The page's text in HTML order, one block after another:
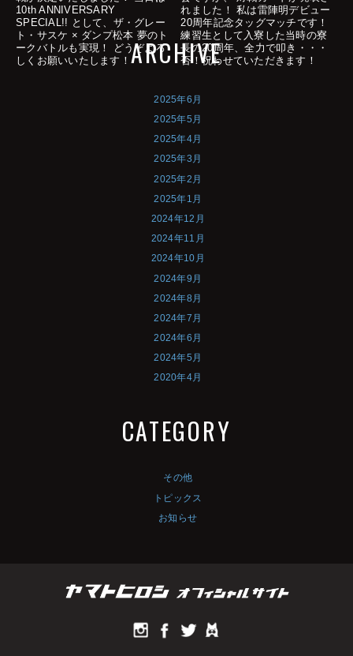
10th ANNIVERSARY
SPECIAL!! として、ザ・グレー
ト・サスケ × ダンプ松本 夢のト
ークバトルも実現！ どうぞよろ
しくお願いいたします！
れました！ 私は雷陣明デビュー
20周年記念タッグマッチです！
練習生として入寮した当時の寮
長の20周年、全力で叩き・・・
否！祝わせていただきます！
ARCHIVE
2025年6月
2025年5月
2025年4月
2025年3月
2025年2月
2025年1月
2024年12月
2024年11月
2024年10月
2024年9月
2024年8月
2024年7月
2024年6月
2024年5月
2020年4月
CATEGORY
その他
トピックス
お知らせ